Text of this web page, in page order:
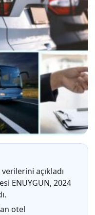
açıkladı
ENUYGUN, 2024
otel